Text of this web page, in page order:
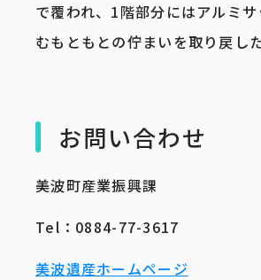
で覆われ、1階部分にはアルミ
むもともとの佇まいを取り戻し
お問い合わせ
美波町産業振興課
Tel：0884-77-3617
美波遺産ホームページ